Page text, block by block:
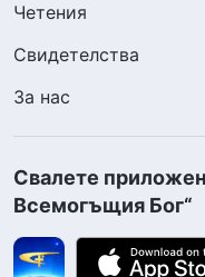
Четения
Свидетелства
За нас
Свалете
Всемогъщия Бог“